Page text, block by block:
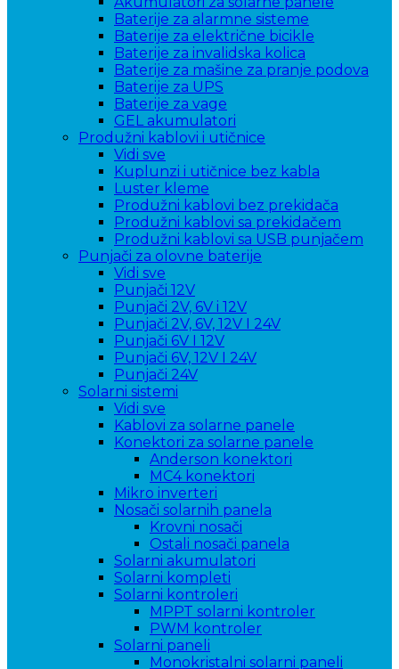
Baterije za alarmne sisteme
Baterije za električne bicikle
Baterije za invalidska kolica
Baterije za mašine za pranje podova
Baterije za UPS
Baterije za vage
GEL akumulatori
Produžni kablovi i utičnice
Vidi sve
Kuplunzi i utičnice bez kabla
Luster kleme
Produžni kablovi bez prekidača
Produžni kablovi sa prekidačem
Produžni kablovi sa USB punjačem
Punjači za olovne baterije
Vidi sve
Punjači 12V
Punjači 2V, 6V i 12V
Punjači 2V, 6V, 12V I 24V
Punjači 6V I 12V
Punjači 6V, 12V I 24V
Punjači 24V
Solarni sistemi
Vidi sve
Kablovi za solarne panele
Konektori za solarne panele
Anderson konektori
MC4 konektori
Mikro inverteri
Nosači solarnih panela
Krovni nosači
Ostali nosači panela
Solarni akumulatori
Solarni kompleti
Solarni kontroleri
MPPT solarni kontroler
PWM kontroler
Solarni paneli
Monokristalni solarni paneli